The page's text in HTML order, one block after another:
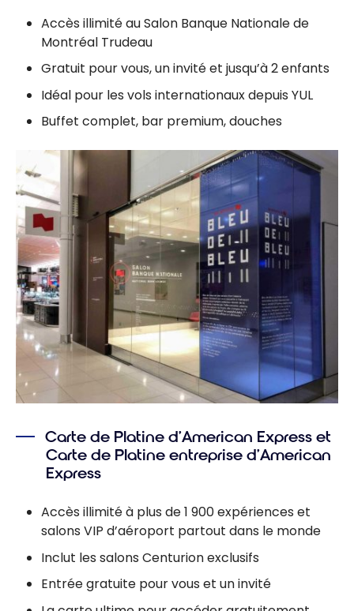
Accès illimité au Salon Banque Nationale de
Montréal Trudeau
Gratuit pour vous, un invité et jusqu’à 2 enfants
Idéal pour les vols internationaux depuis YUL
Buffet complet, bar premium, douches
Carte de Platine d’American Express et
Carte de Platine entreprise d’American
Express
Accès illimité à plus de 1 900 expériences et
salons VIP d’aéroport partout dans le monde
Inclut les salons Centurion exclusifs
Entrée gratuite pour vous et un invité